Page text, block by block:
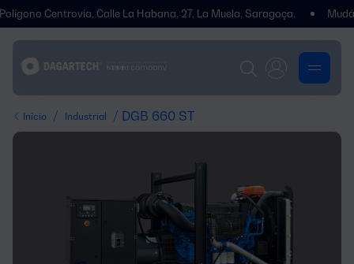
Centrovía, Calle La Habana, 27, La Muela, Saragoça. Mudámos
Início / Industrial / DGB 660 ST